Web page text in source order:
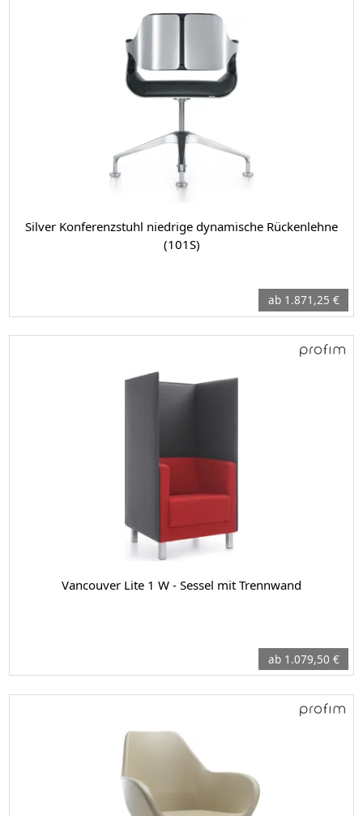
Silver Konferenzstuhl niedrige dynamische Rückenlehne
(101S)
ab 1.871,25 €
Vancouver Lite 1 W - Sessel mit Trennwand
ab 1.079,50 €